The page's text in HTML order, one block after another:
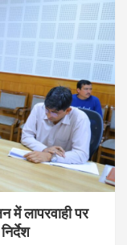
लापरवाही पर